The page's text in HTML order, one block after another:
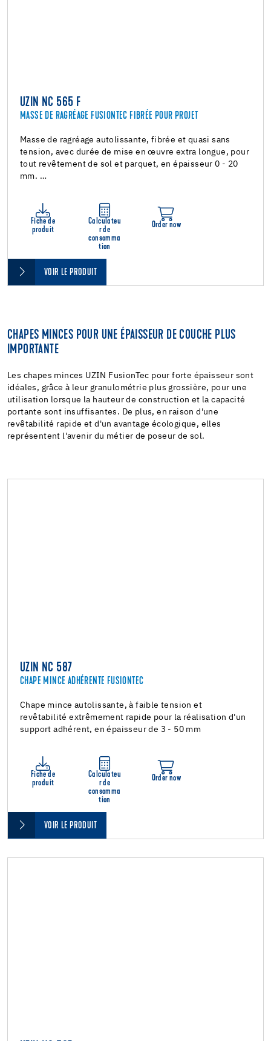
UZIN NC 565 F
MASSE DE RAGRÉAGE FUSIONTEC FIBRÉE POUR PROJET
Masse de ragréage autolissante, fibrée et quasi sans
tension, avec durée de mise en œuvre extra longue, pour
tout revêtement de sol et parquet, en épaisseur 0 - 20
mm. …
Fiche de
produit
Calculateu
r de
consomma
tion
Order now
VOIR LE PRODUIT
CHAPES MINCES POUR UNE ÉPAISSEUR DE COUCHE PLUS
IMPORTANTE
Les chapes minces UZIN FusionTec pour forte épaisseur sont
idéales, grâce à leur granulométrie plus grossière, pour une
utilisation lorsque la hauteur de construction et la capacité
portante sont insuffisantes. De plus, en raison d'une
revêtabilité rapide et d'un avantage écologique, elles
représentent l'avenir du métier de poseur de sol.
UZIN NC 587
CHAPE MINCE ADHÉRENTE FUSIONTEC
Chape mince autolissante, à faible tension et
revêtabilité extrêmement rapide pour la réalisation d'un
support adhérent, en épaisseur de 3 - 50 mm
Fiche de
produit
Calculateu
r de
consomma
tion
Order now
VOIR LE PRODUIT